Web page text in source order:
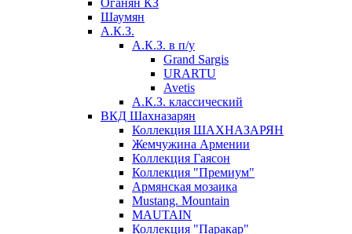
Оганян КЗ
Шаумян
А.К.З.
А.К.З. в п/у
Grand Sargis
URARTU
Avetis
А.К.З. классический
ВКД Шахназарян
Коллекция ШАХНАЗАРЯН
Жемчужина Армении
Коллекция Гаясон
Коллекция "Премиум"
Армянская мозаика
Mustang. Mountain
MAUTAIN
Коллекция "Паракар"